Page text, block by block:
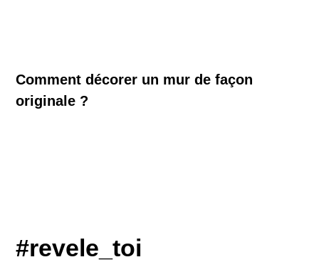
Comment décorer un mur de façon
originale ?
#revele_toi